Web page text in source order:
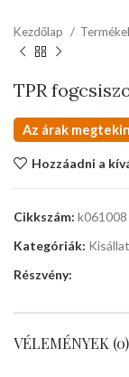
Kezdőlap
TPR
Az árak
Hozzáadni a
Cikkszám: k061008
Kategóriák:
Részvény:
VÉLEMÉNYEK (0)